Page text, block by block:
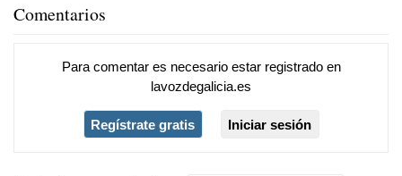
Comentarios
Para comentar es necesario estar registradoen
lavozdegalicia.es
Regístrate gratis Iniciar sesión